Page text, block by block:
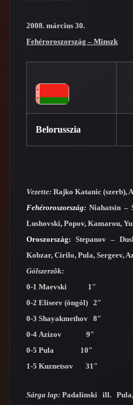
2008. március 30.
Fehéroroszország – Minszk
Belorusszia
Vezette: Rajko Katanic (szerb),
Fehéroroszország: Niahatsin –
Lushovski, Popov, Kamarou,
Oroszország: Stepanov –
Kobzar, Cirilo, Pula, Sergeev,
Gólszerzõk:
0-1 Maevski 1″
0-2 Eliseev (öngól) 2″
0-3 Shayakmethov 8″
0-4 Azizov 9″
0-5 Pula 10″
1-5 Kuznetsov 31″
Sárga lap: Padalinski ill.